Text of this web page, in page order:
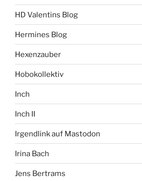
HD Valentins Blog
Hermines Blog
Hexenzauber
Hobokollektiv
Inch
Inch II
Irgendlink auf Mastodon
Irina Bach
Jens Bertrams